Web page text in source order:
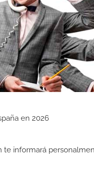
en 2026
te informará